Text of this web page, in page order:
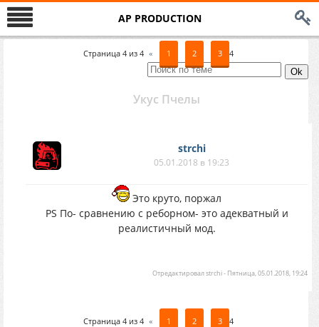
AP PRODUCTION
Страница 4 из 4 « 1 2 3 4
Укус Пчелы
strchi
05.01.2018 в 19:23
Это круто, поржал
PS По- сравнению с реборном- это адекватный и
реалистичный мод.
Отредактировалstrchi- Пятница, 05.01.2018, 19:24
Страница 4 из 4 « 1 2 3 4